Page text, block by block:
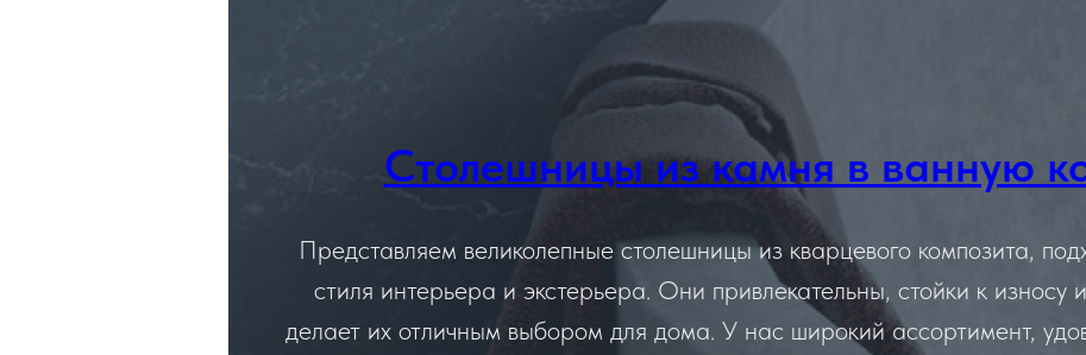
Столешницы из камня в ванную
Представляем великолепные столешницы из кварцевого композита,
стиля интерьера и экстерьера. Они привлекательны, стойки к износу
делает их отличным выбором для дома. У нас широкий ассортимент,